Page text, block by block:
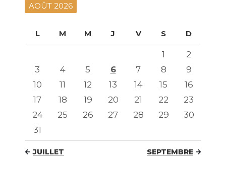
AOÛT 2026
L M M J V S D
1
2
3
4 5 6 7 8
9
10
11 12 13 14 15
16
17
18 19 20 21 22
23
24
25 26 27 28 29
30
31
JUILLET SEPTEMBRE